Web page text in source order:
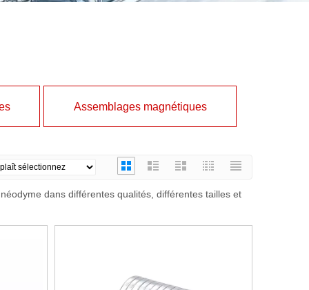
Assemblages magnétiques
dans différentes qualités, différentes tailles et